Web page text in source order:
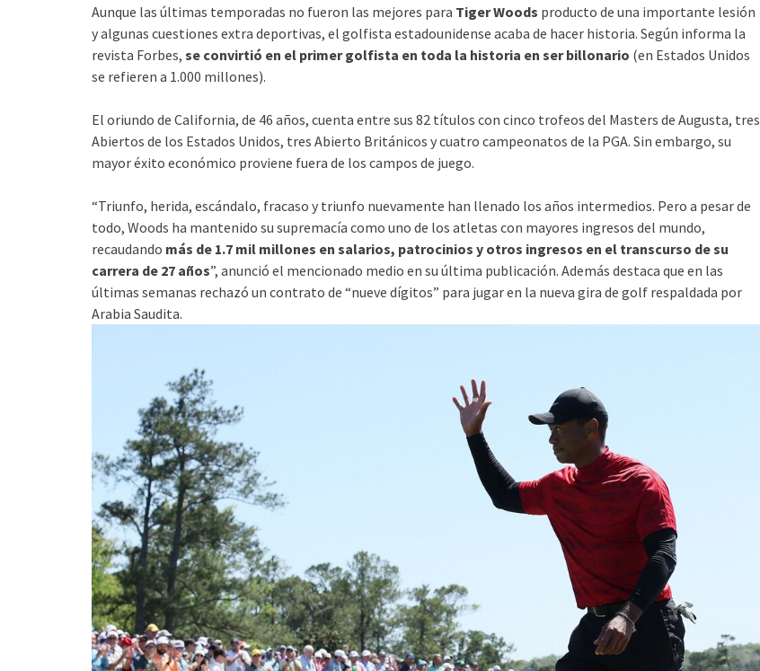
Aunque las últimas temporadas no fueron las mejores para Tiger Woods producto de una importante lesión
y algunas cuestiones extra deportivas, el golfista estadounidense acaba de hacer historia. Según informa la
revista Forbes, se convirtió en el primer golfista en toda la historia en ser billonario (en Estados Unidos
se refieren a 1.000 millones).
El oriundo de California, de 46 años, cuenta entre sus 82 títulos con cinco trofeos del Masters de Augusta, tres
Abiertos de los Estados Unidos, tres Abierto Británicos y cuatro campeonatos de la PGA. Sin embargo, su
mayor éxito económico proviene fuera de los campos de juego.
“Triunfo, herida, escándalo, fracaso y triunfo nuevamente han llenado los años intermedios. Pero a pesar de
todo, Woods ha mantenido su supremacía como uno de los atletas con mayores ingresos del mundo,
recaudando más de 1.7 mil millones en salarios, patrocinios y otros ingresos en el transcurso de su
carrera de 27 años”, anunció el mencionado medio en su última publicación. Además destaca que en las
últimas semanas rechazó un contrato de “nueve dígitos” para jugar en la nueva gira de golf respaldada por
Arabia Saudita.